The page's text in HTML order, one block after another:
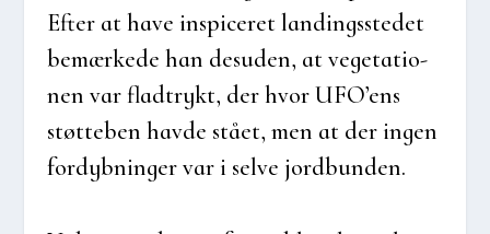
Efter at have inspi­ce­ret lan­dings­ste­det
bemær­ke­de han des­u­den, at vege­ta­tio­
nen var flad­trykt, der hvor UFO’ens
støt­te­ben hav­de stå­et, men at der ingen
for­dyb­nin­ger var i sel­ve jord­bun­den.